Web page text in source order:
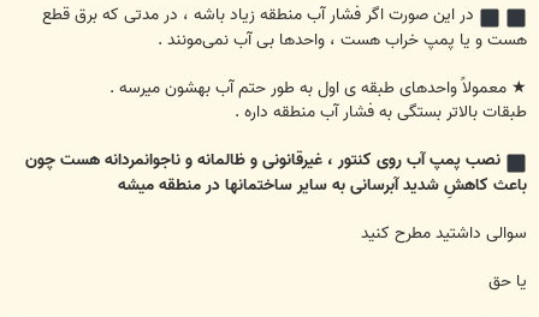
در این صورت اگر فشار آب منطقه زیاد باشه ، در مدتی که برق قطع
هست و یا پمپ خراب هست ، واحدها بی آب نمی‌مونند .
★ معمولاً واحد‌های طبقه ی اول به طور حتم آب بهشون میرسه .
طبقات بالاتر بستگی به فشار آب منطقه داره .
نصب پمپ آب روی کنتور ، غیرقانونی و ظالمانه و ناجوانمردانه هست چون
باعث کاهشِ شدید آبرسانی به سایر ساختمانها در منطقه میشه
سوالی داشتید مطرح کنید
یا حق